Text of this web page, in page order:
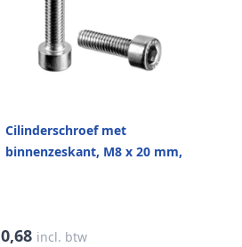
Cilinderschroef met
binnenzeskant, M8 x 20 mm,
0,68 incl. btw